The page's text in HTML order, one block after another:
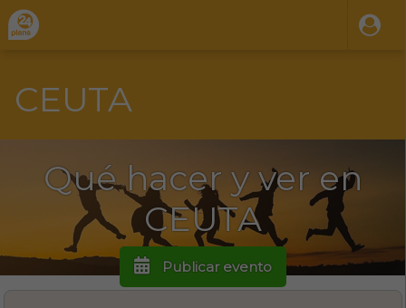
CEUTA
Qué hacer y ver en
CEUTA
Publicar evento